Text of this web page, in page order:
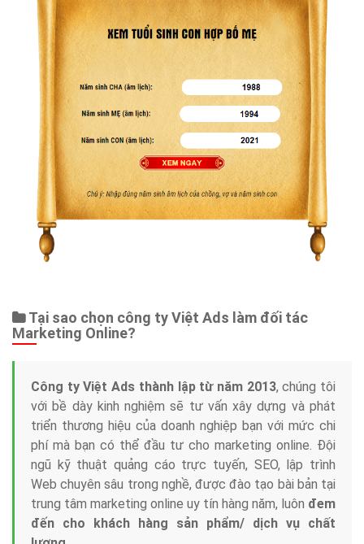
Tại sao chọn công ty Việt Ads làm đối tác
Marketing Online?
Công ty Việt Ads thành lập từ năm 2013, chúng tôi
với bề dày kinh nghiệm sẽ tư vấn xây dựng và phát
triển thương hiệu của doanh nghiệp bạn với mức chi
phí mà bạn có thể đầu tư cho marketing online. Đội
ngũ kỹ thuật quảng cáo trực tuyến, SEO, lập trình
Web chuyên sâu trong nghề, được đào tạo bài bản tại
trung tâm marketing online uy tín hàng năm, luôn đem
đến cho khách hàng sản phẩm/ dịch vụ chất